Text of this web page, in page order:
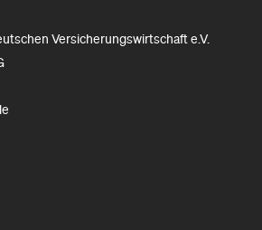
Versicherungswirtschaft e.V.